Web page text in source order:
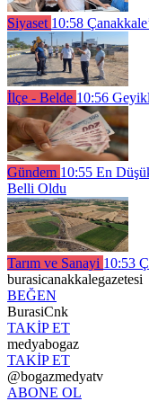
Siyaset 10:58
İlçe - Belde 10:56
Gündem 10:55 En
Belli Oldu
Tarım ve Sanayi 10:53
burasicanakkalegazetesi
BEĞEN
BurasiCnk
TAKİP ET
medyabogaz
TAKİP ET
@bogazmedyatv
ABONE OL